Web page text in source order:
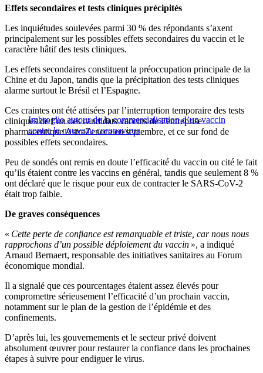
Effets secondaires et tests cliniques précipités
Les inquiétudes soulevées parmi 30 % des répondants s’axent
principalement sur les possibles effets secondaires du vaccin et le
caractère hâtif des tests cliniques.
Les effets secondaires constituent la préoccupation principale de la
Chine et du Japon, tandis que la précipitation des tests cliniques
alarme surtout le Brésil et l’Espagne.
Imbroglio autour de la commercialisation d’un vaccin
contre le nouveau coronavirus
Ces craintes ont été attisées par l’interruption temporaire des tests
cliniques de l’un des candidats vaccins de l’entreprise
pharmaceutique AstraZeneca en septembre, et ce sur fond de
possibles effets secondaires.
Peu de sondés ont remis en doute l’efficacité du vaccin ou cité le fait
qu’ils étaient contre les vaccins en général, tandis que seulement 8 %
ont déclaré que le risque pour eux de contracter le SARS-CoV-2
était trop faible.
De graves conséquences
« Cette perte de confiance est remarquable et triste, car nous nous
rapprochons d’un possible déploiement du vaccin », a indiqué
Arnaud Bernaert, responsable des initiatives sanitaires au Forum
économique mondial.
Il a signalé que ces pourcentages étaient assez élevés pour
compromettre sérieusement l’efficacité d’un prochain vaccin,
notamment sur le plan de la gestion de l’épidémie et des
confinements.
D’après lui, les gouvernements et le secteur privé doivent
absolument œuvrer pour restaurer la confiance dans les prochaines
étapes à suivre pour endiguer le virus.